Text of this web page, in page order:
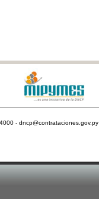
- dncp@contrataciones.gov.py